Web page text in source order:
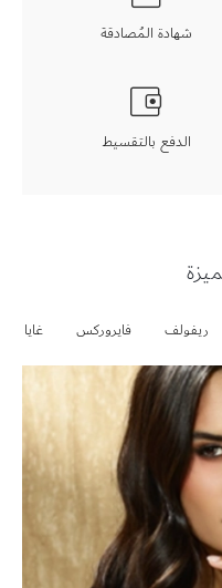
شهادة المُصادقة
الدفع بالتقسيط
ريفولف فايروركس غايا